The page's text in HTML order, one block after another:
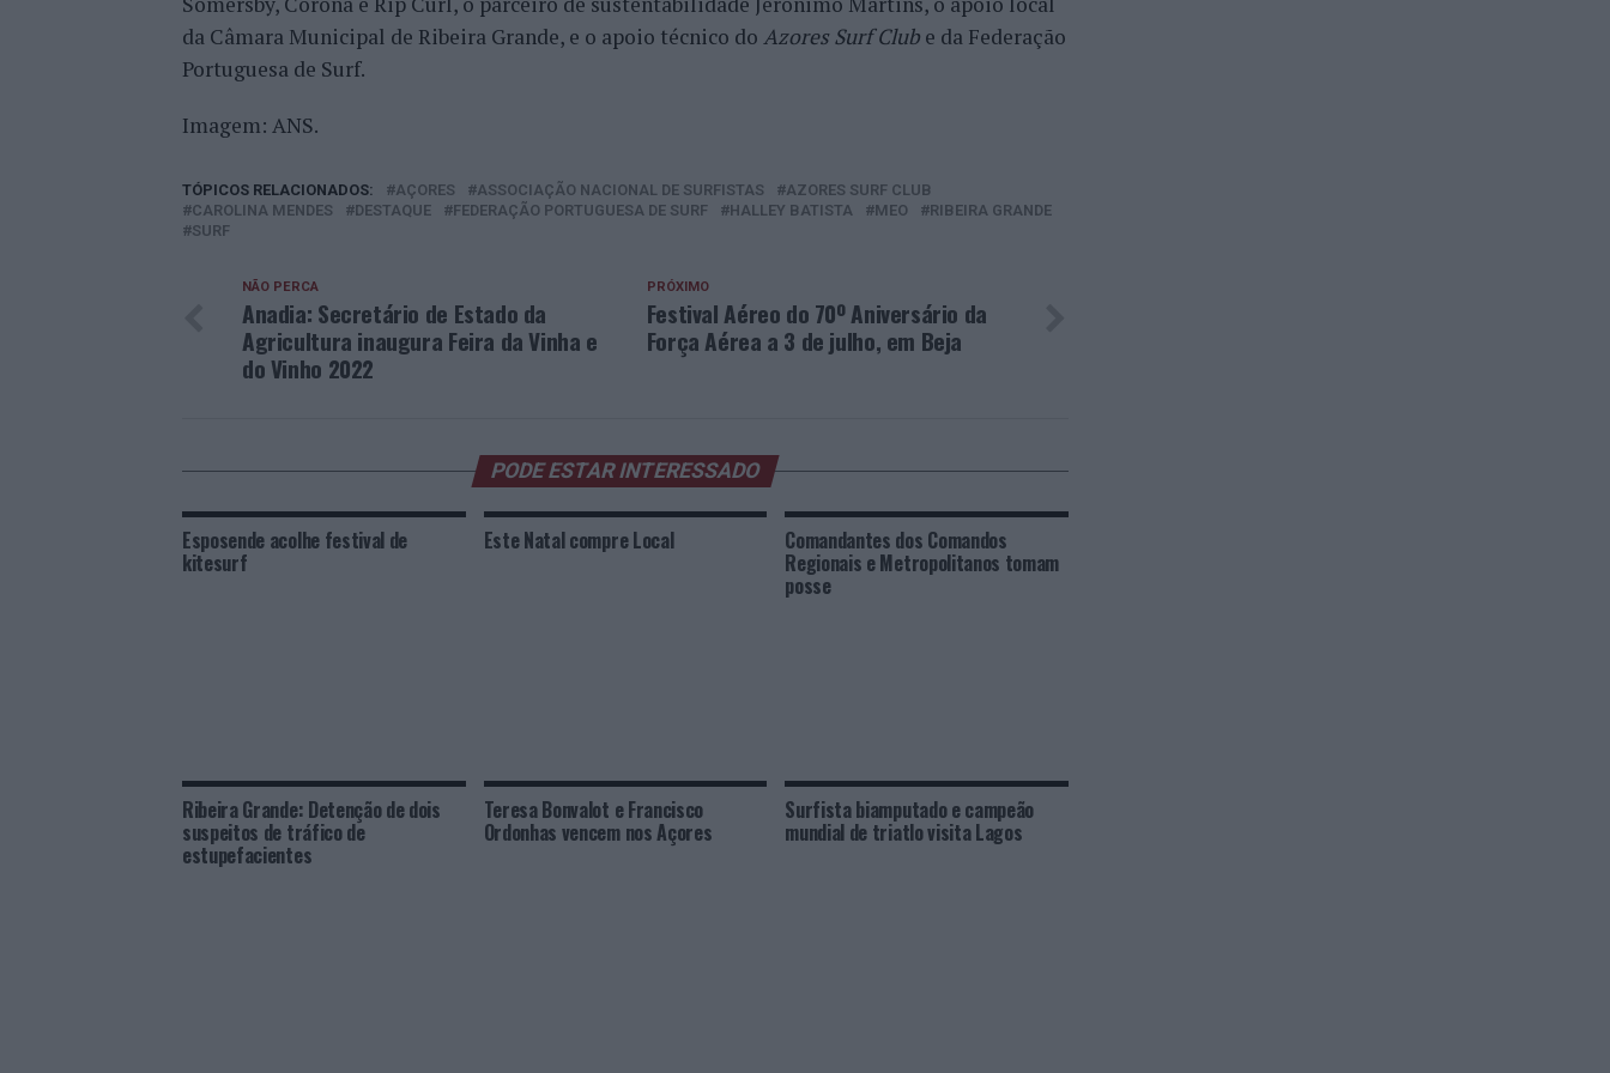
da Câmara Municipal de Ribeira Grande, e o apoio técnico do Azores Surf Club e da Federação
Portuguesa de Surf.
Imagem: ANS.
TÓPICOS RELACIONADOS: AÇORES ASSOCIAÇÃO NACIONAL DE SURFISTAS
AZORES SURF CLUB
CAROLINA MENDES
DESTAQUE FEDERAÇÃO PORTUGUESA DE SURF HALLEY BATISTA MEO
RIBEIRA GRANDE
SURF
PRÓXIMO
Festival Aéreo do 70º Aniversário da
Força Aérea a 3 de julho, em Beja
NÃO PERCA
Anadia: Secretário de Estado da
Agricultura inaugura Feira da Vinha e
do Vinho 2022
PODE ESTAR INTERESSADO
Esposende acolhe festival de
kitesurf
Este Natal compre Local Comandantes dos Comandos
Regionais e Metropolitanos tomam
posse
Ribeira Grande: Detenção de dois
suspeitos de tráfico de
estupefacientes
Teresa Bonvalot e Francisco
Ordonhas vencem nos Açores
Surfista biamputado e campeão
mundial de triatlo visita Lagos